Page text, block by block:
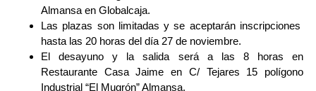
Almansa en Globalcaja.
Las plazas son limitadas y se aceptarán inscripciones
hasta las 20 horas del día 27 de noviembre.
El desayuno y la salida será a las 8 horas en
Restaurante Casa Jaime en C/ Tejares 15 polígono
Industrial “El Mugrón” Almansa.